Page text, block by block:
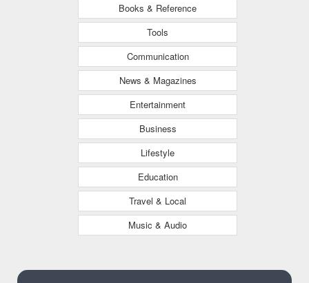
Books & Reference
Tools
Communication
News & Magazines
Entertainment
Business
Lifestyle
Education
Travel & Local
Music & Audio